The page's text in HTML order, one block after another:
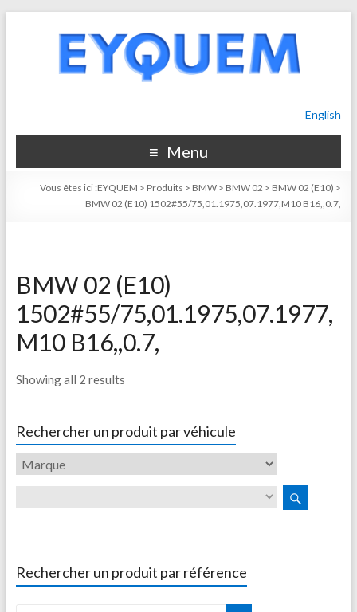
English
Menu
Vous êtes ici :EYQUEM > Produits > BMW > BMW 02 > BMW 02 (E10) >
BMW 02 (E10) 1502#55/75,01.1975,07.1977,M10 B16,,0.7,
BMW 02 (E10)
1502#55/75,01.1975,07.1977,
M10 B16,,0.7,
Showing all 2 results
Rechercher un produit par véhicule
Rechercher un produit par référence